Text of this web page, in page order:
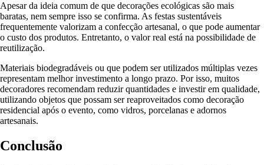
Apesar da ideia comum de que decorações ecológicas são mais
baratas, nem sempre isso se confirma. As festas sustentáveis
frequentemente valorizam a confecção artesanal, o que pode aumentar
o custo dos produtos. Entretanto, o valor real está na possibilidade de
reutilização.
Materiais biodegradáveis ou que podem ser utilizados múltiplas vezes
representam melhor investimento a longo prazo. Por isso, muitos
decoradores recomendam reduzir quantidades e investir em qualidade,
utilizando objetos que possam ser reaproveitados como decoração
residencial após o evento, como vidros, porcelanas e adornos
artesanais.
Conclusão